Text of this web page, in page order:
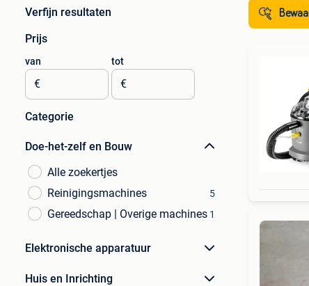
Verfijn resultaten
Prijs
van
€
tot
€
Categorie
Doe-het-zelf en Bouw
Alle zoekertjes
Reinigingsmachines
5
Gereedschap | Overige machines 1
Elektronische apparatuur
Huis en Inrichting